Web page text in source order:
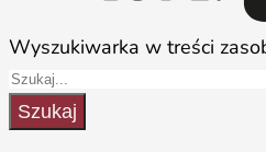
Wyszukiwarka w treści
Szukaj